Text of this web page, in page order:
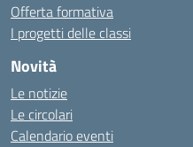
Offerta formativa
I progetti delle classi
Novità
Le notizie
Le circolari
Calendario eventi